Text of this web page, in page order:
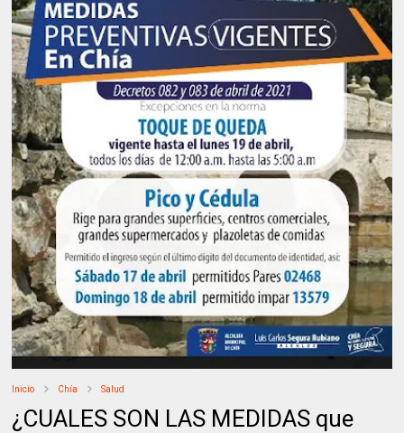
Inicio Chía Salud
¿CUALES SON LAS MEDIDAS que